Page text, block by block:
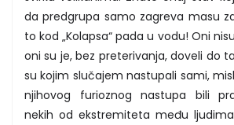
da predgrupa samo zagreva masu
to kod „Kolapsa“ pada u vodu! Oni
oni su je, bez preterivanja, doveli do
su kojim slučajem nastupali sami,
njihovog furioznog nastupa bili
nekih od ekstremiteta među